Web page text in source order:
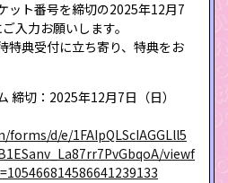
ット番号を締切の2025年12月7
入力お願いします。
特典受付に立ち寄り、特典をお
切：2025年12月7日（日）
d/e/1FAIpQLScIAGGLll5
viewf